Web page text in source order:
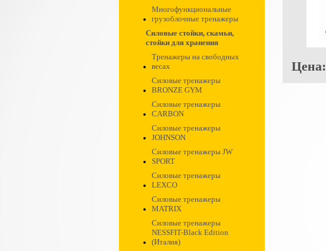
Многофункциональные
грузоблочные тренажеры
Силовые стойки, скамьи,
стойки для хранения
Тренажеры на свободных
весах
Силовые тренажеры
BRONZE GYM
Силовые тренажеры
CARBON
Силовые тренажеры
JOHNSON
Силовые тренажеры JW
SPORT
Силовые тренажеры
LEXCO
Силовые тренажеры
MATRIX
Силовые тренажеры
NESSFIT-Black Edition
(Италия)
Цена: